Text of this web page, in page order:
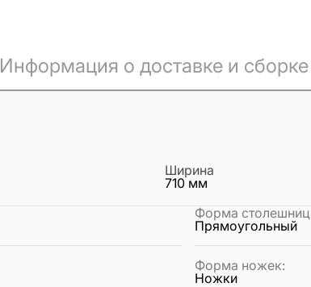
Информация о доставке и сборке
Ширина
710 мм
Форма
Прямоугольный
Форма ножек:
Ножки